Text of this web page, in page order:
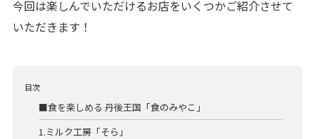
今回は楽しんでいただけるお店をいくつかご紹介させて
いただきます！
目次
■食を楽しめる 丹後王国「食のみやこ」
1.ミルク工房「そら」